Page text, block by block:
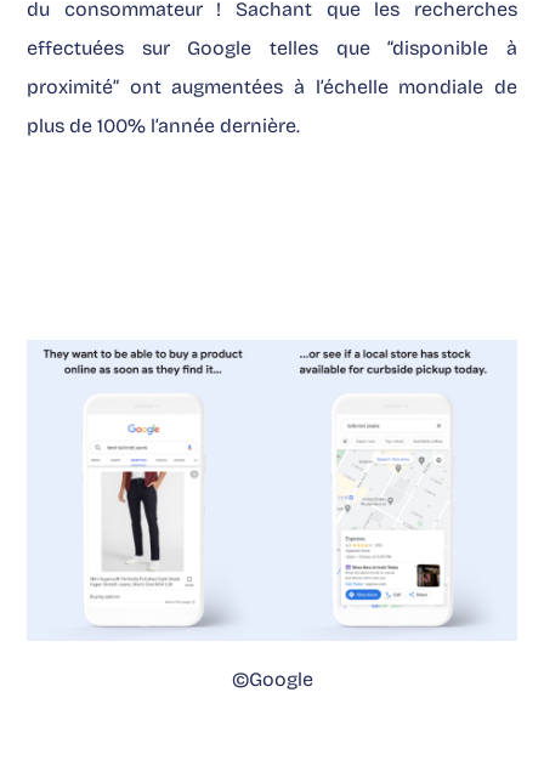
du consommateur ! Sachant que les recherches
effectuées sur Google telles que “disponible à
proximité” ont augmentées à l’échelle mondiale de
plus de 100% l’année dernière.
©Google